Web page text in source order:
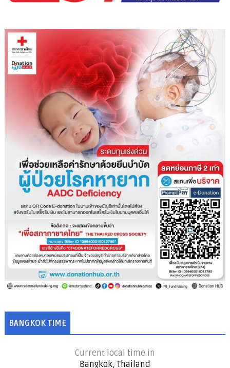
BANGKOK TIME
Current local time in
Bangkok, Thailand